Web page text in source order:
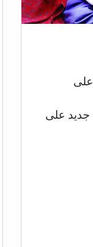
على